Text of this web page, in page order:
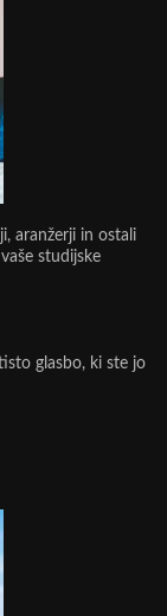
aranžerji in ostali
studijske
glasbo, ki ste jo